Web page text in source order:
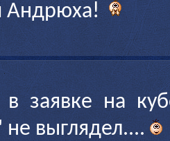
Андрюха!
заявке на
не выглядел....